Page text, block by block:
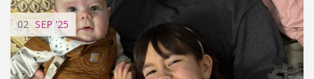
02 SEP '25